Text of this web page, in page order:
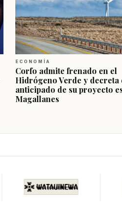
ECONOMÍA
Corfo admite frenado en el
Hidrógeno Verde y
anticipado de su proyecto
Magallanes